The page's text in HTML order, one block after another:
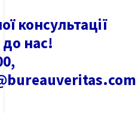
консультації
до нас!